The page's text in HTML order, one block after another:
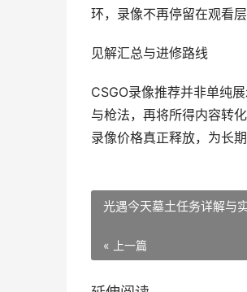
环，录像不再停留在观看
见解汇总与进修路线
CSGO录像推荐并非单纯
与枪法，再将所得内容转
录像价格真正释放，为长期
光遇今天墓土任务详解与
« 上一篇